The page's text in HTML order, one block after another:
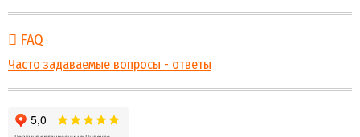
FAQ
Часто задаваемые вопросы - ответы